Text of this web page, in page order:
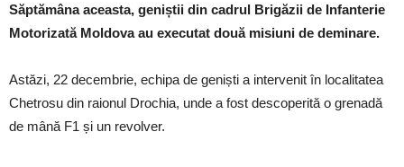
Săptămâna aceasta, geniștii din cadrul Brigăzii de Infanterie
Motorizată Moldova au executat două misiuni de deminare.
Astăzi, 22 decembrie, echipa de geniști a intervenit în localitatea
Chetrosu din raionul Drochia, unde a fost descoperită o grenadă
de mână F1 și un revolver.